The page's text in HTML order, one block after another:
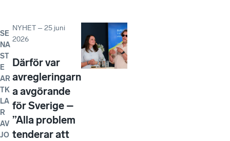
SE
NA
ST
E
AR
TK
LA
R
AV
JO
NYHET –25 juni
2026
Därför var
avregleringarn
a avgörande
för Sverige –
”Alla problem
tenderar att